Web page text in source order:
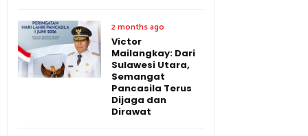
2 months ago
Victor
Mailangkay: Dari
Sulawesi Utara,
Semangat
Pancasila Terus
Dijaga dan
Dirawat